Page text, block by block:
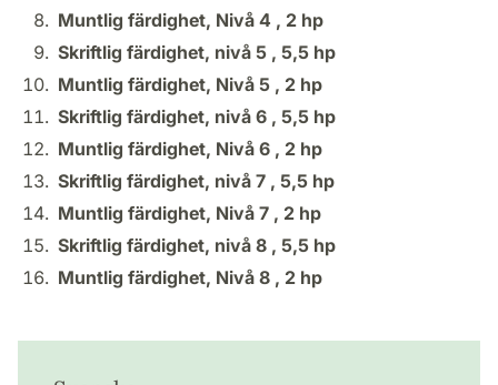
Muntlig färdighet, Nivå 4 , 2 hp
Skriftlig färdighet, nivå 5 , 5,5 hp
Muntlig färdighet, Nivå 5 , 2 hp
Skriftlig färdighet, nivå 6 , 5,5 hp
Muntlig färdighet, Nivå 6 , 2 hp
Skriftlig färdighet, nivå 7 , 5,5 hp
Muntlig färdighet, Nivå 7 , 2 hp
Skriftlig färdighet, nivå 8 , 5,5 hp
Muntlig färdighet, Nivå 8 , 2 hp